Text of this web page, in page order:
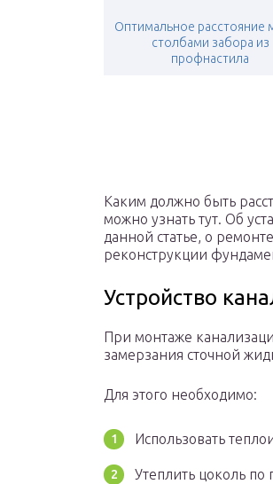
Оптимальное расстояние
столбами забора из
профнастила
Каким должно быть
можно узнать тут. Об
данной статье, о
реконструкции
Устройство
При монтаже
замерзания сточной
Для этого необходимо:
Использовать
Утеплить цоколь по